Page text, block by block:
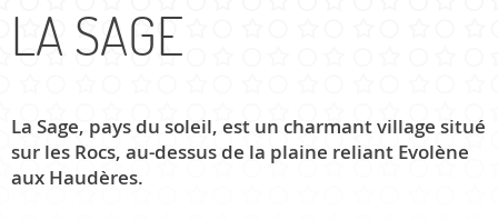
LA SAGE
La Sage, pays du soleil, est un charmant village situé
sur les Rocs, au-dessus de la plaine reliant Evolène
aux Haudères.